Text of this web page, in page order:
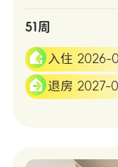
51周
入住 2026-
退房 2027-